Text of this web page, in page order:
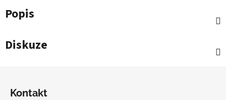
Popis
Diskuze
Kontakt